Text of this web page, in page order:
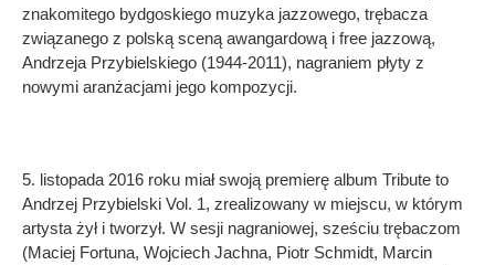
znakomitego bydgoskiego muzyka jazzowego, trębacza
związanego z polską sceną awangardową i free jazzową,
Andrzeja Przybielskiego (1944-2011), nagraniem płyty z
nowymi aranżacjami jego kompozycji.
5. listopada 2016 roku miał swoją premierę album Tribute to
Andrzej Przybielski Vol. 1, zrealizowany w miejscu, w którym
artysta żył i tworzył. W sesji nagraniowej, sześciu trębaczom
(Maciej Fortuna, Wojciech Jachna, Piotr Schmidt, Marcin